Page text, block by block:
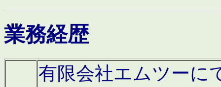
業務経歴
有限会社エムツーに